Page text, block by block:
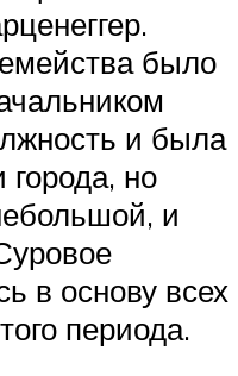
было
и была
но
и
в основу всех
периода.